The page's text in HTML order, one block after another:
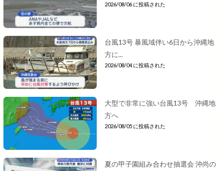
2026/08/06 に投稿された
台風13号 暴風域伴い6日から沖縄地
方に...
2026/08/04 に投稿された
大型で非常に強い台風13号 沖縄地
方へ
2026/08/05 に投稿された
夏の甲子園組み合わせ抽選会 沖尚の